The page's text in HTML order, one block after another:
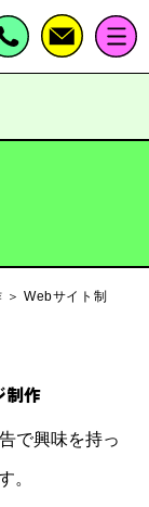
＞Webサイト制
制作
で興味を持っ
。